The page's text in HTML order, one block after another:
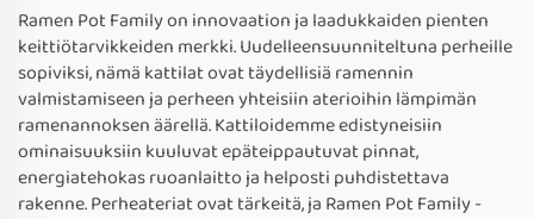
Ramen Pot Family on innovaation ja laadukkaiden pienten
keittiötarvikkeiden merkki. Uudelleensuunniteltuna perheille
sopiviksi, nämä kattilat ovat täydellisiä ramennin
valmistamiseen ja perheen yhteisiin aterioihin lämpimän
ramenannoksen äärellä. Kattiloidemme edistyneisiin
ominaisuuksiin kuuluvat epäteippautuvat pinnat,
energiatehokas ruoanlaitto ja helposti puhdistettava
rakenne. Perheateriat ovat tärkeitä, ja Ramen Pot Family -